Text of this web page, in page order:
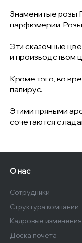
Знаменитые розы
парфюмерии. Розы
Эти сказочные
и производством
Кроме того, во
папирус.
Этими пряными
сочетаются с
О нас
Сотрудники
Структура компании
Кадровые изменения
Доска почета